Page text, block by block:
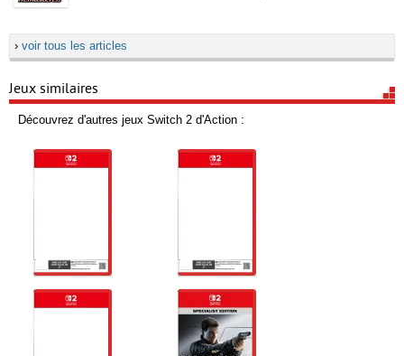
› voir tous les articles
Jeux similaires
Découvrez d'autres jeux Switch 2 d'Action :